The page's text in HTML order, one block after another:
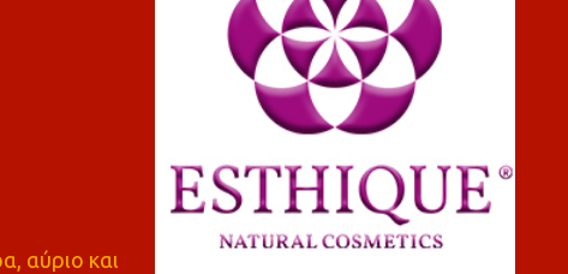
αύριο και